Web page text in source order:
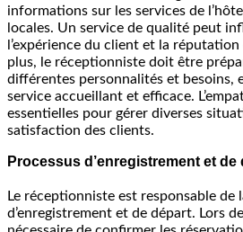
informations sur les services de
locales. Un service de qualité peut
l’expérience du client et la réputation
plus, le réceptionniste doit être
différentes personnalités et besoins,
service accueillant et efficace.
essentielles pour gérer diverses
satisfaction des clients.
Processus d’enregistrement et de
Le réceptionniste est responsable de
d’enregistrement et de départ. Lors